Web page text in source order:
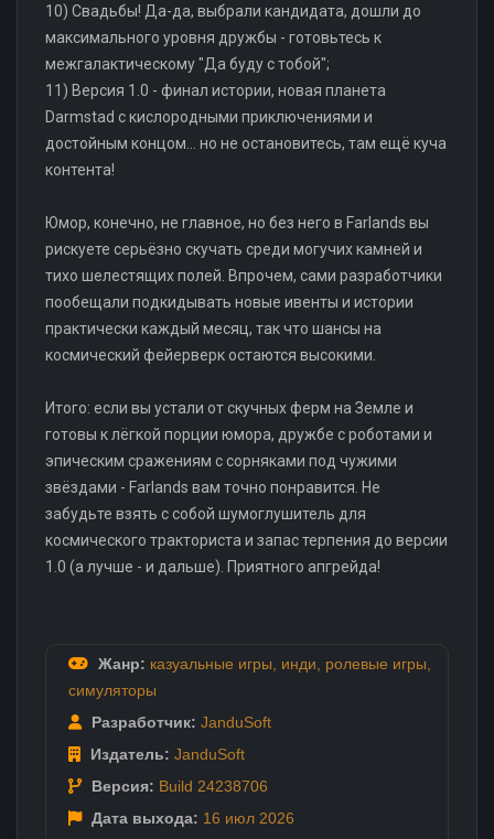
10) Свадьбы! Да-да, выбрали кандидата, дошли до
максимального уровня дружбы - готовьтесь к
межгалактическому "Да буду с тобой";
11) Версия 1.0 - финал истории, новая планета
Darmstad с кислородными приключениями и
достойным концом... но не остановитесь, там ещё куча
контента!
Юмор, конечно, не главное, но без него в Farlands вы
рискуете серьёзно скучать среди могучих камней и
тихо шелестящих полей. Впрочем, сами разработчики
пообещали подкидывать новые ивенты и истории
практически каждый месяц, так что шансы на
космический фейерверк остаются высокими.
Итого: если вы устали от скучных ферм на Земле и
готовы к лёгкой порции юмора, дружбе с роботами и
эпическим сражениям с сорняками под чужими
звёздами - Farlands вам точно понравится. Не
забудьте взять с собой шумоглушитель для
космического тракториста и запас терпения до версии
1.0 (а лучше - и дальше). Приятного апгрейда!
Жанр: казуальные игры инди ролевые игры
симуляторы
Разработчик: JanduSoft
Издатель: JanduSoft
Версия: Build 24238706
Дата выхода: 16 июл 2026